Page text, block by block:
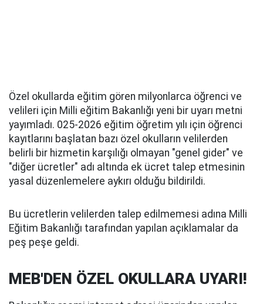
Özel okullarda eğitim gören milyonlarca öğrenci ve
velileri için Milli eğitim Bakanlığı yeni bir uyarı metni
yayımladı. 025-2026 eğitim öğretim yılı için öğrenci
kayıtlarını başlatan bazı özel okulların velilerden
belirli bir hizmetin karşılığı olmayan "genel gider" ve
"diğer ücretler" adı altında ek ücret talep etmesinin
yasal düzenlemelere aykırı olduğu bildirildi.
Bu ücretlerin velilerden talep edilmemesi adına Milli
Eğitim Bakanlığı tarafından yapılan açıklamalar da
peş peşe geldi.
MEB'DEN ÖZEL OKULLARA UYARI!